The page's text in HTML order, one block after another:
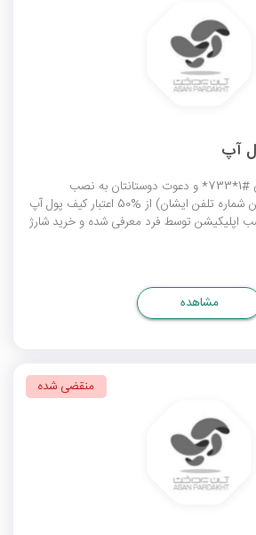
با شماره‌گیری کد دستوری #1*733* و دعوت دوستانتان به نصب
اپلیکیشن آپ (وارد نمودن شماره تلفن ایشان) از %50 اعتبار کیف پول آپ
اپلیکیشن توسط فرد معرفی شده و خرید شارژ
مشاهده
منقضی شده